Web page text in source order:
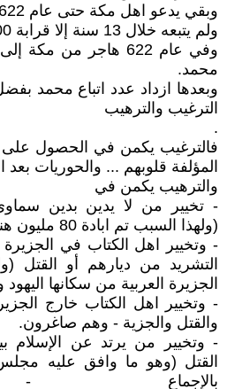
وبقي يدعو اهل مكة حتى عام 622
ولم يتبعه خلال 13 سنة إلا قرابة 100 شخص
وفي عام 622 هاجر من
محمد.
وبعدها ازداد عدد اتباع محمد
الترغيب والترهيب
.
فالترغيب يكمن في الحصول على
المؤلفة قلوبهم ... والحوريات بعد
والترهيب يكمن في
- تخيير من لا يدين بدين
(ولهذا السبب تم ابادة 80 مليون هندوسي)
- وتخيير اهل الكتاب في الجزيرة
التشريد من ديارهم أو القتل
الجزيرة العربية من سكانها
- وتخيير اهل الكتاب خارج
والقتل والجزية - وهم صاغرون.
- وتخيير من يرتد عن الإسلام
القتل (وهو ما وافق عليه
بالإجماع